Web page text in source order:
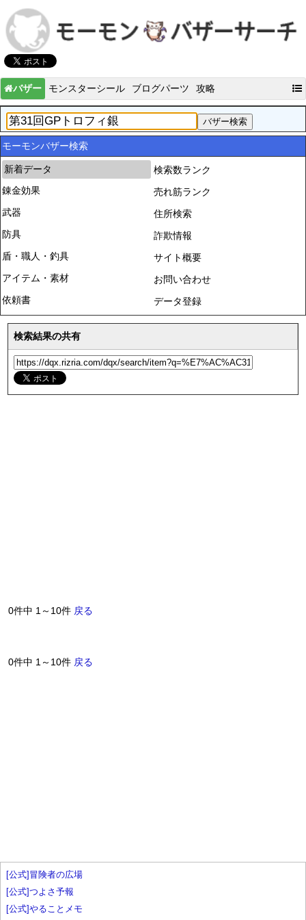
バザー モンスターシール ブログパーツ 攻略
モーモンバザー検索
新着データ
錬金効果
武器
防具
盾・職人・釣具
アイテム・素材
依頼書
検索数ランク
売れ筋ランク
住所検索
詐欺情報
サイト概要
お問い合わせ
データ登録
検索結果の共有
0件中 1～10件 戻る
0件中 1～10件 戻る
[公式]冒険者の広場
[公式]つよさ予報
[公式]やることメモ